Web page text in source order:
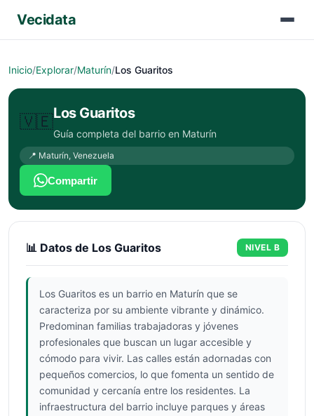
Vecidata
Inicio/Explorar/Maturín/Los Guaritos
🇻🇪Los Guaritos
Guía completa del barrio en Maturín
📍 Maturín, Venezuela
Compartir
📊 Datos de Los Guaritos NIVEL B
Los Guaritos es un barrio en Maturín que se
caracteriza por su ambiente vibrante y dinámico.
Predominan familias trabajadoras y jóvenes
profesionales que buscan un lugar accesible y
cómodo para vivir. Las calles están adornadas con
pequeños comercios, lo que fomenta un sentido de
comunidad y cercanía entre los residentes. La
infraestructura del barrio incluye parques y áreas